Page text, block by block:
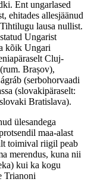
Ent ungarlased
ehitades allesjäänud
lausa nullist.
Ungarist
kõik Ungari
Cluj-
Brașov),
(serbohorvaadi
(slovakipäraselt:
Bratislava).
ülesandega
maa-alast
toimival riigil peab
merendus, kuna nii
kui ka kogu
Trianoni